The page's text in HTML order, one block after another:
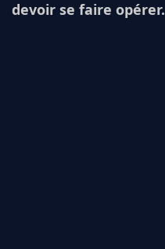
devoir se faire opérer.